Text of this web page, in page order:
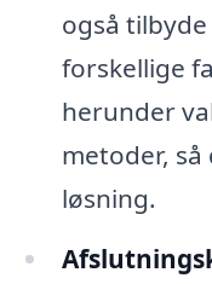
også
forskellige
herunder
metoder,
løsning.